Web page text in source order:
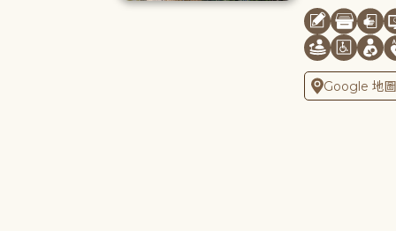
Google 地